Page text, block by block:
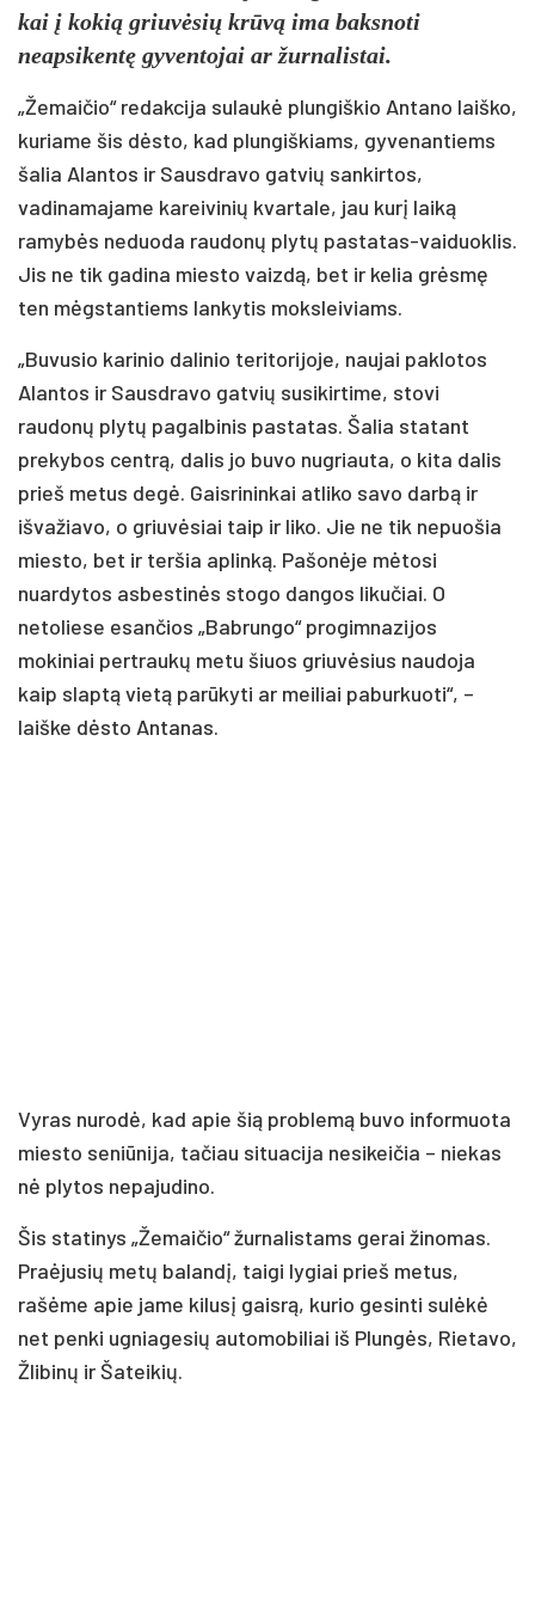
kai į kokią griuvėsių krūvą ima baksnoti
neapsikentę gyventojai ar žurnalistai.
„Žemaičio“ redakcija sulaukė plungiškio Antano laiško,
kuriame šis dėsto, kad plungiškiams, gyvenantiems
šalia Alantos ir Sausdravo gatvių sankirtos,
vadinamajame kareivinių kvartale, jau kurį laiką
ramybės neduoda raudonų plytų pastatas-vaiduoklis.
Jis ne tik gadina miesto vaizdą, bet ir kelia grėsmę
ten mėgstantiems lankytis moksleiviams.
„Buvusio karinio dalinio teritorijoje, naujai paklotos
Alantos ir Sausdravo gatvių susikirtime, stovi
raudonų plytų pagalbinis pastatas. Šalia statant
prekybos centrą, dalis jo buvo nugriauta, o kita dalis
prieš metus degė. Gaisrininkai atliko savo darbą ir
išvažiavo, o griuvėsiai taip ir liko. Jie ne tik nepuošia
miesto, bet ir teršia aplinką. Pašonėje mėtosi
nuardytos asbestinės stogo dangos likučiai. O
netoliese esančios „Babrungo“ progimnazijos
mokiniai pertraukų metu šiuos griuvėsius naudoja
kaip slaptą vietą parūkyti ar meiliai paburkuoti“, –
laiške dėsto Antanas.
Vyras nurodė, kad apie šią problemą buvo informuota
miesto seniūnija, tačiau situacija nesikeičia – niekas
nė plytos nepajudino.
Šis statinys „Žemaičio“ žurnalistams gerai žinomas.
Praėjusių metų balandį, taigi lygiai prieš metus,
rašėme apie jame kilusį gaisrą, kurio gesinti sulėkė
net penki ugniagesių automobiliai iš Plungės, Rietavo,
Žlibinų ir Šateikių.